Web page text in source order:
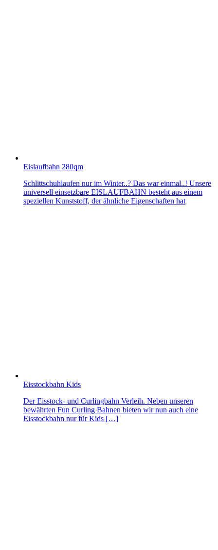
Eislaufbahn 280qm
Schlittschuhlaufen nur im Winter..? Das war einmal..! Unsere
universell einsetzbare EISLAUFBAHN besteht aus einem
speziellen Kunststoff, der ähnliche Eigenschaften hat
Eisstockbahn Kids
Der Eisstock- und Curlingbahn Verleih. Neben unseren
bewährten Fun Curling Bahnen bieten wir nun auch eine
Eisstockbahn nur für Kids […]